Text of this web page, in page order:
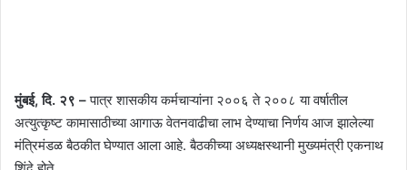
मुंबई, दि. २९ –पात्र शासकीय कर्मचाऱ्यांना २००६ ते २००८ या वर्षातील
अत्युत्कृष्ट कामासाठीच्या आगाऊ वेतनवाढीचा लाभ देण्याचा निर्णय आज झालेल्या
मंत्रिमंडळ बैठकीत घेण्यात आला आहे. बैठकीच्या अध्यक्षस्थानी मुख्यमंत्री एकनाथ